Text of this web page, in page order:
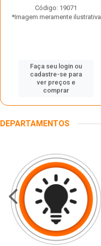
Código: 19071
*Imagem meramente ilustrativa
Faça seu login ou
cadastre-se para
ver preços e
comprar
DEPARTAMENTOS